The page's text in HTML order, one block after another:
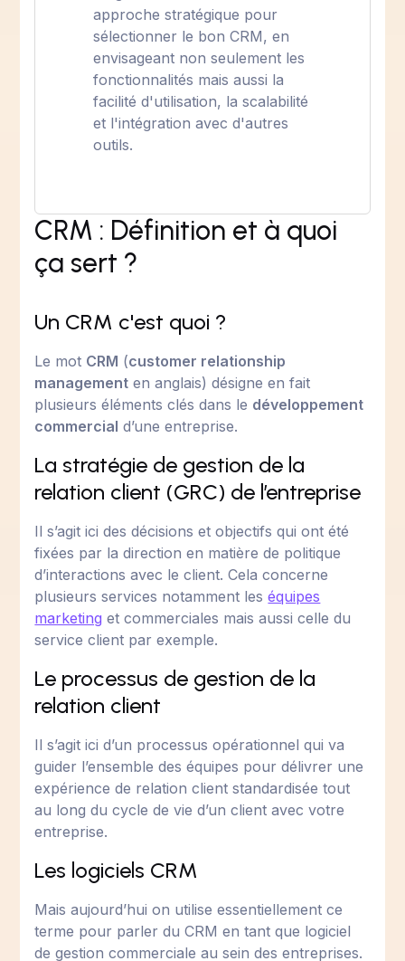
approche stratégique pour
sélectionner le bon CRM, en
envisageant non seulement les
fonctionnalités mais aussi la
facilité d'utilisation, la scalabilité
et l'intégration avec d'autres
outils.
CRM : Définition et à quoi
ça sert ?
Un CRM c'est quoi ?
Le mot CRM (customer relationship
management en anglais) désigne en fait
plusieurs éléments clés dans le développement
commercial d’une entreprise.
La stratégie de gestion de la
relation client (GRC) de l’entreprise
Il s’agit ici des décisions et objectifs qui ont été
fixées par la direction en matière de politique
d’interactions avec le client. Cela concerne
plusieurs services notamment leséquipes
marketing et commerciales mais aussi celle du
service client par exemple.
Le processus de gestion de la
relation client
Il s’agit ici d’un processus opérationnel qui va
guider l’ensemble des équipes pour délivrer une
expérience de relation client standardisée tout
au long du cycle de vie d’un client avec votre
entreprise.
Les logiciels CRM
Mais aujourd’hui on utilise essentiellement ce
terme pour parler du CRM en tant que logiciel
de gestion commerciale au sein des entreprises.